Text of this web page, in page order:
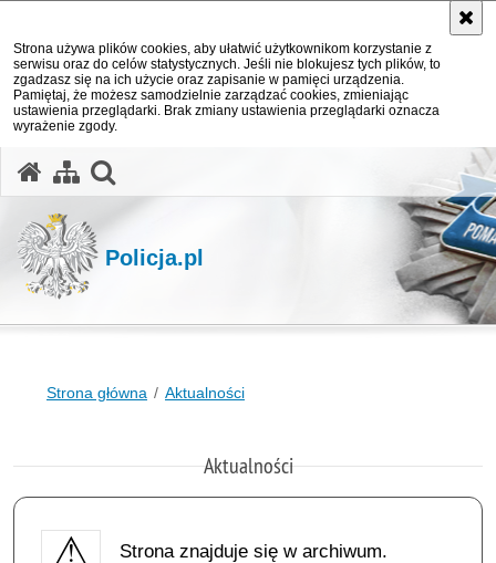
Strona używa plików cookies, aby ułatwić użytkownikom korzystanie z
serwisu oraz do celów statystycznych. Jeśli nie blokujesz tych plików, to
zgadzasz się na ich użycie oraz zapisanie w pamięci urządzenia.
Pamiętaj, że możesz samodzielnie zarządzać cookies, zmieniając
ustawienia przeglądarki. Brak zmiany ustawienia przeglądarki oznacza
wyrażenie zgody.
Policja.pl
Strona główna Aktualności
Aktualności
Strona znajduje się w archiwum.